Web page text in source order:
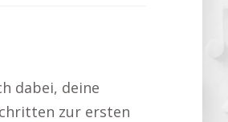
dabei, deine
zur ersten